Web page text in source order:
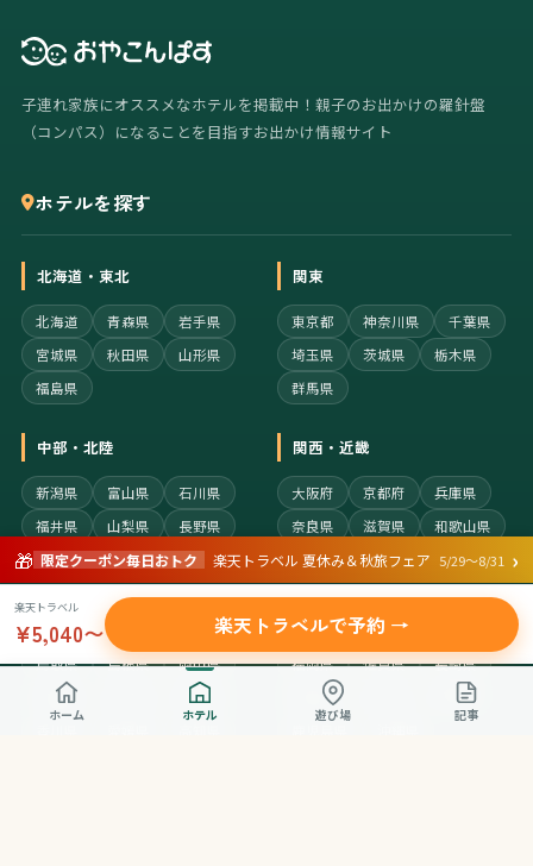
🎁 限定クーポン毎日おトク 楽天トラベル 夏休み＆秋旅フェア 5/29〜8/31 ›
楽天トラベル
¥5,040〜 楽天トラベルで予約 →
子連れ家族にオススメなホテルを掲載中！親子のお出かけの羅針盤
（コンパス）になることを目指すお出かけ情報サイト
ホテルを探す
北海道・東北
北海道 青森県
岩手県
宮城県
秋田県
山形県
福島県
関東
東京都 神奈川県
千葉県
埼玉県
茨城県
栃木県
群馬県
中部・北陸
新潟県 富山県
石川県
福井県
山梨県
長野県
岐阜県
静岡県 愛知県
関西・近畿
大阪府 京都府
兵庫県
奈良県
滋賀県
和歌山県
三重県
中国・四国
鳥取県 島根県
岡山県
広島県
徳島県
九州・沖縄
福岡県 佐賀県
長崎県
熊本県
宮崎県
ホーム ホテル 遊び場 記事